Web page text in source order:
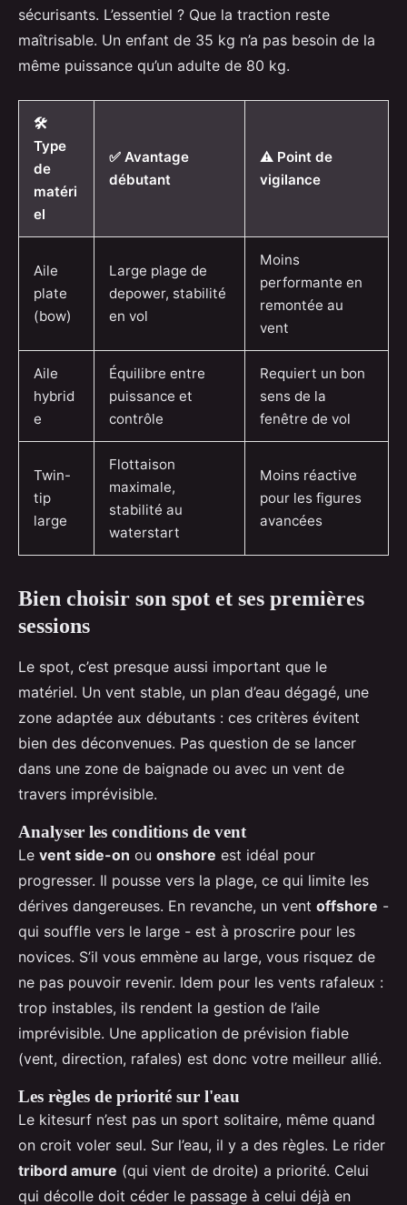
sécurisants. L’essentiel ? Que la traction reste
maîtrisable. Un enfant de 35 kg n’a pas besoin de la
même puissance qu’un adulte de 80 kg.
🛠️
Type
de
matéri
el
✅ Avantage
débutant
⚠️ Point de
vigilance
Aile
plate
(bow)
Large plage de
depower, stabilité
en vol
Moins
performante en
remontée au
vent
Aile
hybrid
e
Équilibre entre
puissance et
contrôle
Requiert un bon
sens de la
fenêtre de vol
Twin-
tip
large
Flottaison
maximale,
stabilité au
waterstart
Moins réactive
pour les figures
avancées
Bien choisir son spot et ses premières
sessions
Le spot, c’est presque aussi important que le
matériel. Un vent stable, un plan d’eau dégagé, une
zone adaptée aux débutants : ces critères évitent
bien des déconvenues. Pas question de se lancer
dans une zone de baignade ou avec un vent de
travers imprévisible.
Analyser les conditions de vent
Le vent side-on ou onshore est idéal pour
progresser. Il pousse vers la plage, ce qui limite les
dérives dangereuses. En revanche, un vent offshore -
qui souffle vers le large - est à proscrire pour les
novices. S’il vous emmène au large, vous risquez de
ne pas pouvoir revenir. Idem pour les vents rafaleux :
trop instables, ils rendent la gestion de l’aile
imprévisible. Une application de prévision fiable
(vent, direction, rafales) est donc votre meilleur allié.
Les règles de priorité sur l'eau
Le kitesurf n’est pas un sport solitaire, même quand
on croit voler seul. Sur l’eau, il y a des règles. Le rider
tribord amure (qui vient de droite) a priorité. Celui
qui décolle doit céder le passage à celui déjà en